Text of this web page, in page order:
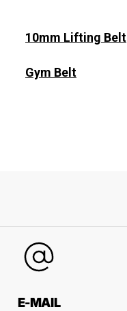
10mm Lifting Belt
Gym Belt
E-MAIL